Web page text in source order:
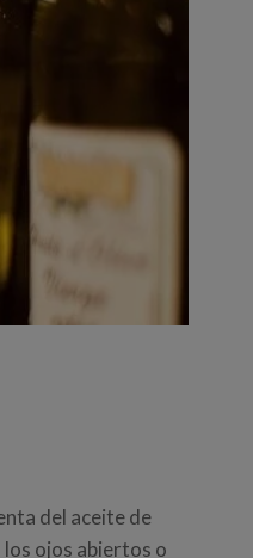
del aceite de
ojos abiertos o